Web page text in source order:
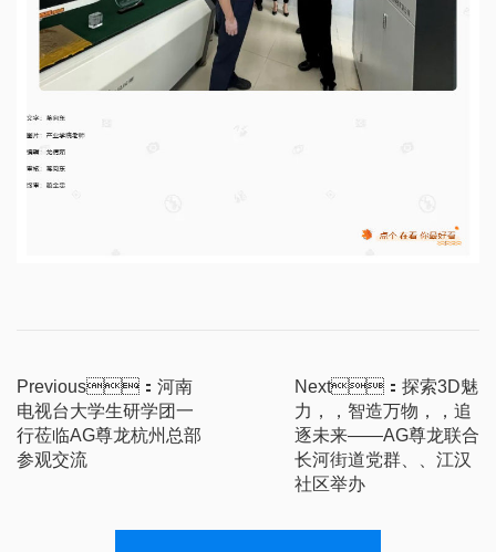
Previous：河南
电视台大学生研学团一
行莅临AG尊龙杭州总部
参观交流
Next：探索3D魅
力，，智造万物，，追
逐未来——AG尊龙联合
长河街道党群、、江汉
社区举办